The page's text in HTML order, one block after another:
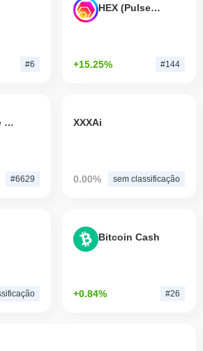
#6
HEX (Pulsechain)
+15.25% #144
The White Bull
#6629
XXXAi
0.00% sem classificação
Bitcoin Cash
+0.84% #26